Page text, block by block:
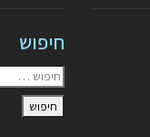
חיפוש